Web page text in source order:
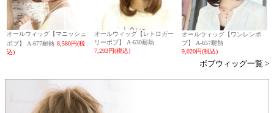
オールウィッグ【マニッシュ
ボブ】 A-677耐熱 8,580円(税
込)
オールウィッグ【レトロガー
リーボブ】 A-630耐熱
7,293円(税込)
オールウィッグ【ワンレンボ
ブ】 A-657耐熱
9,020円(税込)
ボブウィッグ一覧 >